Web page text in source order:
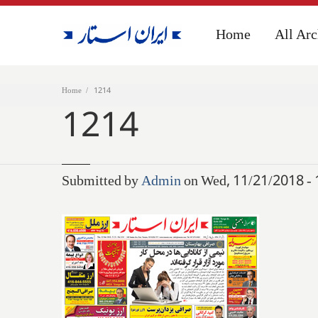
Home All
Home 1214
Home All
1214
Submitted byAdminon Wed, 11/21/2018 -